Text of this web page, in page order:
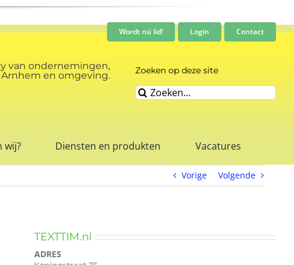
Wordt nú lid! Login Contact
van ondernemingen,
en omgeving.
Zoeken op deze site
Zoeken
naar:
wij? Diensten en produkten Vacatures
Vorige Volgende
TEXTTIM.nl
ADRES